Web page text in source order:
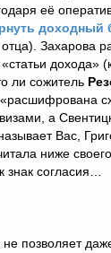
её
доходный
Захарова
дохода»
ли сожитель
а
Вас,
ниже
знак согласия…
позволяет